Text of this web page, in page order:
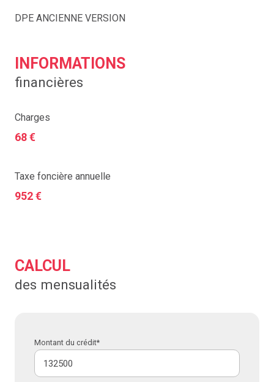
DPE ANCIENNE VERSION
INFORMATIONS
financières
Charges
68 €
Taxe foncière annuelle
952 €
CALCUL
des mensualités
Montant du crédit*